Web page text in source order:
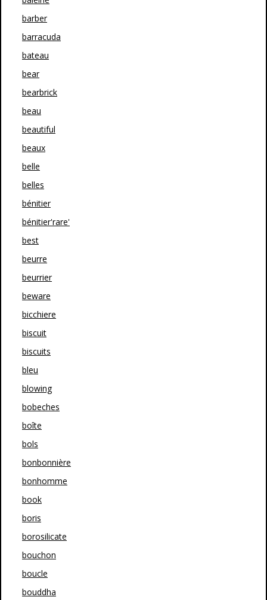
barber
barracuda
bateau
bear
bearbrick
beau
beautiful
beaux
belle
belles
bénitier
bénitier'rare'
best
beurre
beurrier
beware
bicchiere
biscuit
biscuits
bleu
blowing
bobeches
boîte
bols
bonbonnière
bonhomme
book
boris
borosilicate
bouchon
boucle
bouddha